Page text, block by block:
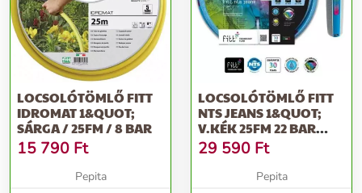
LOCSOLÓTÖMLŐ FITT
IDROMAT 1&QUOT;
SÁRGA / 25FM / 8 BAR
15 790 Ft
Pepita
LOCSOLÓTÖMLŐ FITT
NTS JEANS 1&QUOT;
V.KÉK 25FM 22 BAR
CSAVARODÁSMENTES
29 590 Ft
Pepita